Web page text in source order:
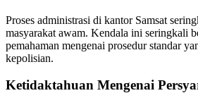
Proses administrasi di kantor Samsat
masyarakat awam. Kendala ini seringkali
pemahaman mengenai prosedur standar
kepolisian.
Ketidaktahuan Mengenai